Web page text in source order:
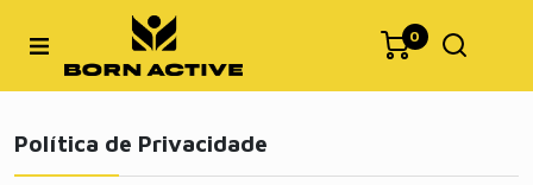
0
Política de Privacidade